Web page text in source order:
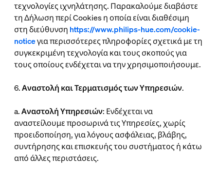
τεχνολογίες ιχνηλάτησης. Παρακαλούμε διαβάστε
τη Δήλωση περί Cookies η οποία είναι διαθέσιμη
στη διεύθυνση https://www.philips-hue.com/cookie-
noticeγια περισσότερες πληροφορίες σχετικά με τη
συγκεκριμένη τεχνολογία και τους σκοπούς για
τους οποίους ενδέχεται να την χρησιμοποιήσουμε.
6.Αναστολή και Τερματισμός των Υπηρεσιών.
a.Αναστολή Υπηρεσιών: Ενδέχεται να
αναστείλουμε προσωρινά τις Υπηρεσίες, χωρίς
προειδοποίηση, για λόγους ασφάλειας, βλάβης,
συντήρησης και επισκευής του συστήματος ή κάτω
από άλλες περιστάσεις.